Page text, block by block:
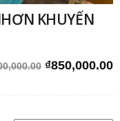
KHUYẾN
Giá
₫850,000.00